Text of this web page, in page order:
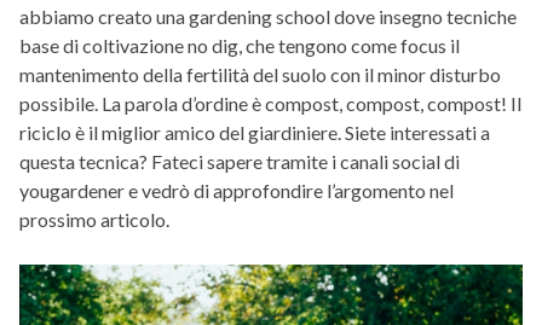
abbiamo creato una gardening school dove insegno tecniche
base di coltivazione no dig, che tengono come focus il
mantenimento della fertilità del suolo con il minor disturbo
possibile. La parola d’ordine è compost, compost, compost! Il
riciclo è il miglior amico del giardiniere. Siete interessati a
questa tecnica? Fateci sapere tramite i canali social di
yougardener e vedrò di approfondire l’argomento nel
prossimo articolo.